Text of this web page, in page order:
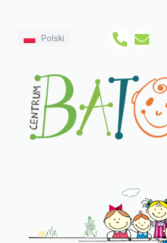
obsah
Polski